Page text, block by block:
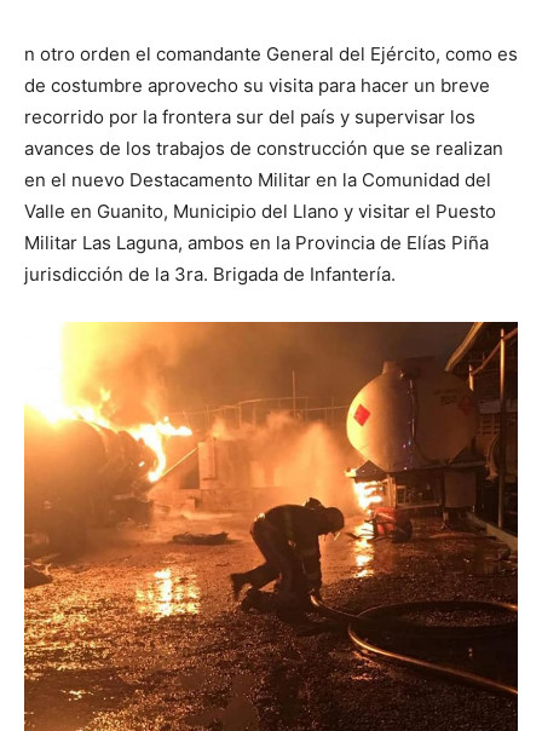
n otro orden el comandante General del Ejército, como es
de costumbre aprovecho su visita para hacer un breve
recorrido por la frontera sur del país y supervisar los
avances de los trabajos de construcción que se realizan
en el nuevo Destacamento Militar en la Comunidad del
Valle en Guanito, Municipio del Llano y visitar el Puesto
Militar Las Laguna, ambos en la Provincia de Elías Piña
jurisdicción de la 3ra. Brigada de Infantería.